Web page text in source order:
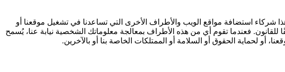
شركاء استضافة مواقع الويب والأطراف الأخرى التي تساعدنا في تشغيل موقعنا أو
فعندما تقوم أي من هذه الأطراف بمعالجة معلوماتك الشخصية نيابة عنا، يُسمح
أو لحماية الحقوق أو السلامة أو الممتلكات الخاصة بنا أو بالآخرين.